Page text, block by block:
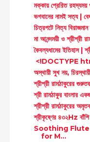
মক্কায় প্রেরিত রহস্যময়
ভগবানের নামই সত্য |
চিত্রপটে নিত্য
মা আনন্দময়ী ও শ্রীশ্রী
কৈবল্যধামের ইতিহাস |
<!DOCTYPE
অস্থায়ী সুখ নয়,
শ্রীশ্রী রামঠাকুরের
শ্রী রামঠাকুর বাংলার
শ্রীশ্রী রামঠাকুরের
শ্রীকৃষ্ণের ৪৩২Hz
Soothing
for M...